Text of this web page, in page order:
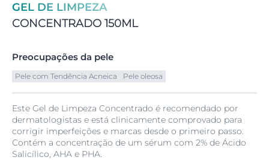
GEL DE LIMPEZA
CONCENTRADO 150ML
Preocupações da pele
Pele com Tendência Acneica Pele oleosa
Este Gel de Limpeza Concentrado é recomendado por
dermatologistas e está clinicamente comprovado para
corrigir imperfeições e marcas desde o primeiro passo.
Contém a concentração de um sérum com 2% de Ácido
Salicílico, AHA e PHA.